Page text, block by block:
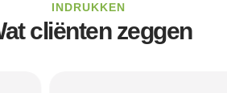
INDRUKKEN
cliënten zeggen